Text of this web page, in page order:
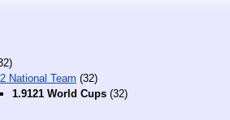
National Team (32)
1.9121 World Cups (32)